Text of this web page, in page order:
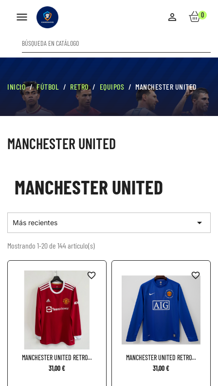
 0

INICIO FÚTBOL RETRO EQUIPOS MANCHESTER UNITED
MANCHESTER UNITED
MANCHESTER UNITED
Más recientes 
Mostrando 1-20 de 144 artículo(s)
MANCHESTER UNITED RETRO...
31,00 €
favorite_border
MANCHESTER UNITED RETRO...
31,00 €
favorite_border